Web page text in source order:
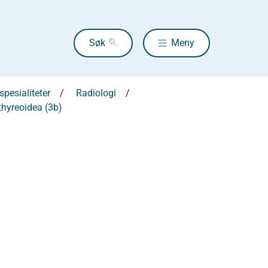
Søk Meny
Radiologi
(3b)